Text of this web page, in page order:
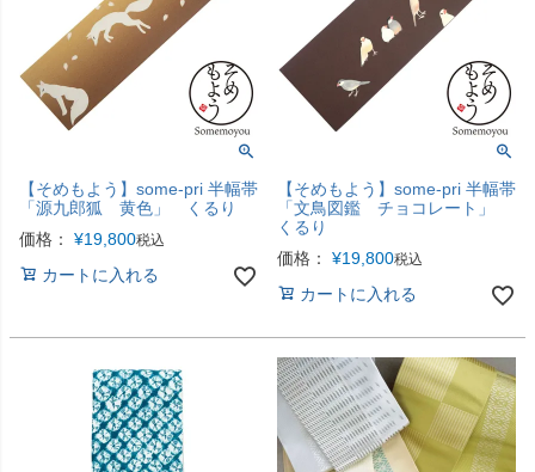
【そめもよう】some-pri 半幅帯
「源九郎狐 黄色」 くるり
価格：
¥19,800税込
カートに入れる
【そめもよう】some-pri 半幅帯
「文鳥図鑑 チョコレート」
くるり
価格：
¥19,800税込
カートに入れる